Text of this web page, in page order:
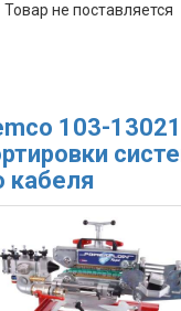
Товар не поставляется
103-
кабеля